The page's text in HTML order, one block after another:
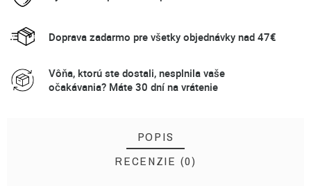
Doprava zadarmo pre všetky objednávky nad 47€
Vôňa, ktorú ste dostali, nesplnila vaše
očakávania? Máte 30 dní na vrátenie
POPIS
RECENZIE (0)